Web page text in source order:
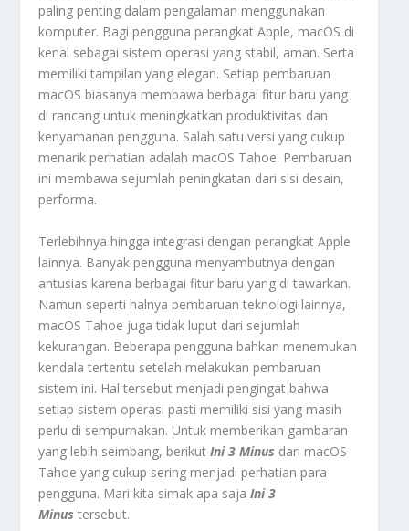
paling penting dalam pengalaman menggunakan
komputer. Bagi pengguna perangkat Apple, macOS di
kenal sebagai sistem operasi yang stabil, aman. Serta
memiliki tampilan yang elegan. Setiap pembaruan
macOS biasanya membawa berbagai fitur baru yang
di rancang untuk meningkatkan produktivitas dan
kenyamanan pengguna. Salah satu versi yang cukup
menarik perhatian adalah macOS Tahoe. Pembaruan
ini membawa sejumlah peningkatan dari sisi desain,
performa.
Terlebihnya hingga integrasi dengan perangkat Apple
lainnya. Banyak pengguna menyambutnya dengan
antusias karena berbagai fitur baru yang di tawarkan.
Namun seperti halnya pembaruan teknologi lainnya,
macOS Tahoe juga tidak luput dari sejumlah
kekurangan. Beberapa pengguna bahkan menemukan
kendala tertentu setelah melakukan pembaruan
sistem ini. Hal tersebut menjadi pengingat bahwa
setiap sistem operasi pasti memiliki sisi yang masih
perlu di sempurnakan. Untuk memberikan gambaran
yang lebih seimbang, berikutIni 3 Minus dari macOS
Tahoe yang cukup sering menjadi perhatian para
pengguna. Mari kita simak apa sajaIni 3
Minus tersebut.